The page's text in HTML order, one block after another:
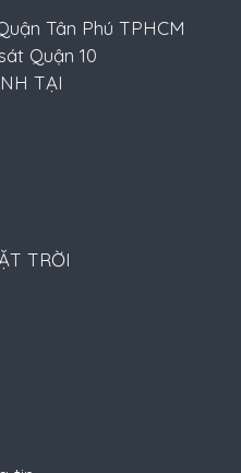
Tân Phú TPHCM
Quận 10
TẠI
TRỜI